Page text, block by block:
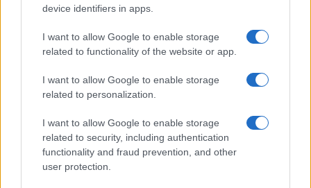
device identifiers in apps.
I want to allow Google to enable storage
related to functionality of the website or app.
I want to allow Google to enable storage
related to personalization.
I want to allow Google to enable storage
related to security, including authentication
functionality and fraud prevention, and other
user protection.
Ne dajte se zavesti. Če ste iskreni iskalci resnice in
želite prejeti blagoslove, ki jih je Bog obljubil tistim, ki
mu bodo zvesti, potem se vrnite k izviru. Berite Sveto
za današnji čas. Dogodki, ki se nam odvijajo pred očmi,
so bili napovedani v njem, napovedano pa je tudi kako